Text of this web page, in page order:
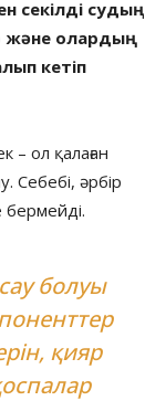
секілді судың
және олардың
кетіп
– ол қалаған
Себебі, әрбір
бермейді.
болуы
қияр